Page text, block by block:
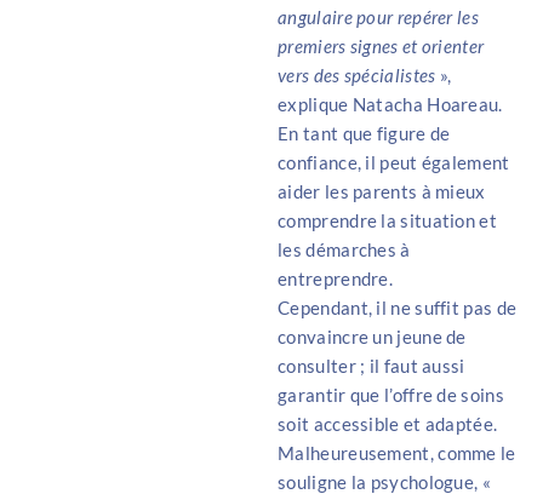
angulaire pour repérer les
premiers signes et orienter
vers des spécialistes »,
explique Natacha Hoareau.
En tant que figure de
confiance, il peut également
aider les parents à mieux
comprendre la situation et
les démarches à
entreprendre.
Cependant, il ne suffit pas de
convaincre un jeune de
consulter ; il faut aussi
garantir que l’offre de soins
soit accessible et adaptée.
Malheureusement, comme le
souligne la psychologue, «